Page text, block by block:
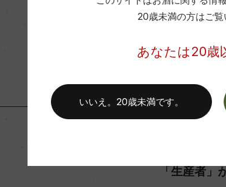
「生産者」
20歳未満の方はご覧
あなたは20歳
いいえ。20歳未満です。